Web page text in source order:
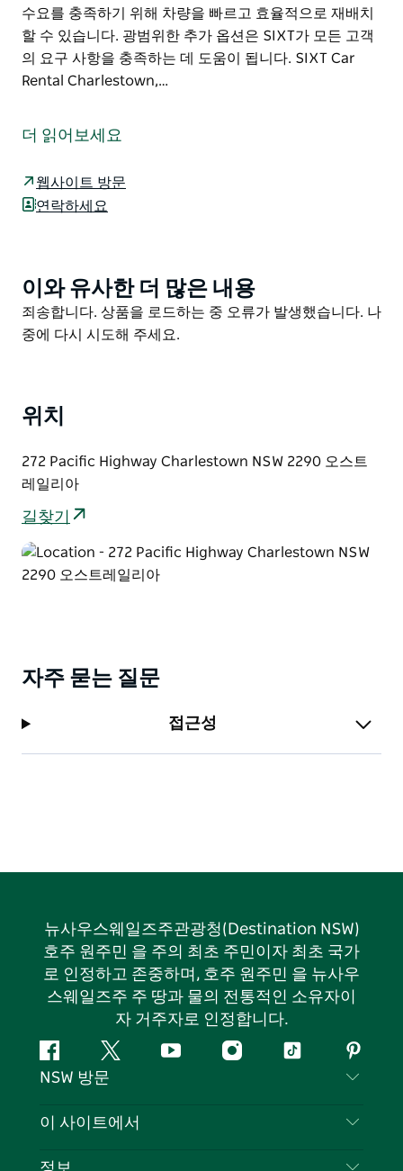
수요를 충족하기 위해 차량을 빠르고 효율적으로 재배치
할 수 있습니다. 광범위한 추가 옵션은 SIXT가 모든 고객
의 요구 사항을 충족하는 데 도움이 됩니다. SIXT Car
Rental Charlestown,…
서 가장 신뢰할 수 있고 신뢰할 수 있는 브랜드 중 하나와
친절하고 전문적인 팀은 귀하의 렌탈 요구 사항을 이해하
기 위해 시간을 할애합니다. 전기 자동차를 원하든 경제적
SIXT는 16,000대 이상의 차량으로 시장에서 가장 큰 차
량 중 하나를 운영하고 있으며 '플로팅 차량' 모델을 통해
SIXT 렌터카는 수요를 충족하기 위해 차량을 빠르고 효율
니다.
렌트하여 아름다운 황금빛 해변에서 아웃백의 숨막히는
광경에 이르기까지 NSW가 제공하는 모든 것을 경험해 보
세요.
더 읽어보세요
웹사이트 방문
연락하세요
Product
List
이와 유사한 더 많은 내용
Product
List
죄송합니다. 상품을 로드하는 중 오류가 발생했습니다. 나
중에 다시 시도해 주세요.
위치
272 Pacific Highway Charlestown NSW 2290 오스트
레일리아
길찾기
자주 묻는 질문
접근성
뉴사우스웨일즈주관광청(Destination NSW)
호주 원주민 을 주의 최초 주민이자 최초 국가
로 인정하고 존중하며, 호주 원주민 을 뉴사우
스웨일즈주 주 땅과 물의 전통적인 소유자이
자 거주자로 인정합니다.
페
이
북
지
다
유
인
틱
핀
터
스
NSW 방문
문의하기
이 사이트에서
목적지